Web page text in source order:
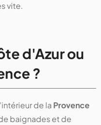
vite.
d'Azur ou
?
de la Provence
baignades et de